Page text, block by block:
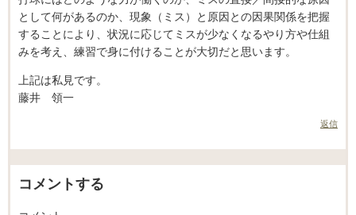
として何があるのか、現象（ミス）と原因との因果関係を把握
することにより、状況に応じてミスが少なくなるやり方や仕組
みを考え、練習で身に付けることが大切だと思います。
上記は私見です。
藤井 領一
返信
コメントする